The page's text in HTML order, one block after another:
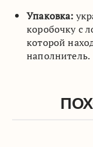
Упаковка:
коробочку с
которой
наполнитель.